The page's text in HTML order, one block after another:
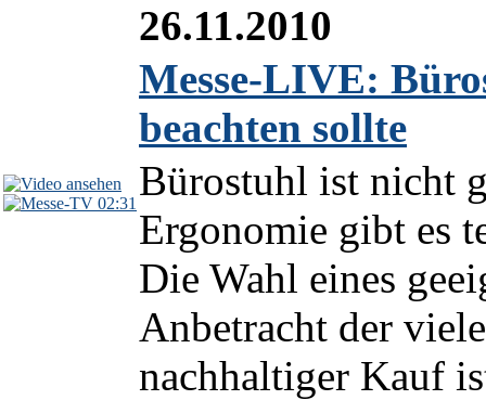
02:31
26.11.2010
Messe-LIVE:
beachten sollte
Bürostuhl ist nicht
Ergonomie gibt es
Die Wahl eines
Anbetracht der
nachhaltiger Kauf